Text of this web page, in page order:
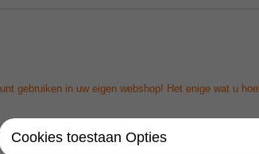
gebruiken in uw eigen webshop! Het enige wat u
Cookies toestaan Opties